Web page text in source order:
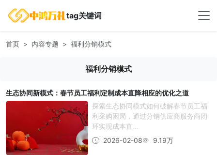
tag关键词
首页 内容专题 福利分销模式
福利分销模式
生态协同新模式：春节员工福利定制成本直降相应的优化之道
探索生态协同模式如何破解春节员工福
利采购困局，通过分销供应商服务商闭
环实现成本直...
2026-02-08
9.19万